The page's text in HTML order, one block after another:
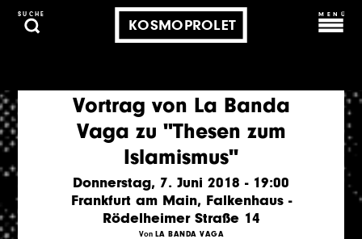
SUCHE
KOSMOPROLET
MENÜ
Vortrag von La Banda
Vaga zu "Thesen zum
Islamismus"
Donnerstag, 7. Juni 2018 - 19:00
Frankfurt am Main, Falkenhaus -
Rödelheimer Straße 14
Von LA BANDA VAGA